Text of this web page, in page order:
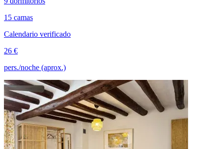
15 camas
Calendario verificado
26 €
pers./noche (aprox.)